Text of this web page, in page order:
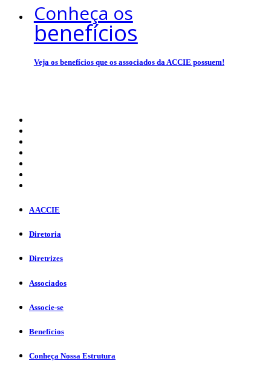
Conheça os
benefícios
Veja os benefícios que os associados da ACCIE possuem!
A ACCIE
Diretoria
Diretrizes
Associados
Associe-se
Benefícios
Conheça Nossa Estrutura